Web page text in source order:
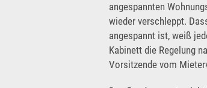
angespannten
wieder verschleppt.
angespannt ist, weiß
Kabinett die Regelung
Vorsitzende vom